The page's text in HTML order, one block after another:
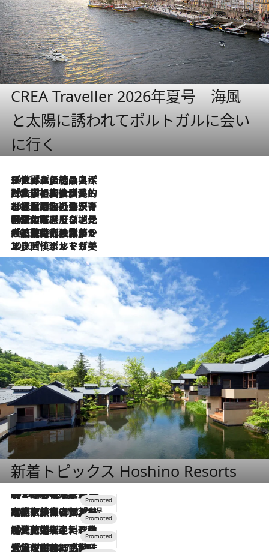
CREA Traveller 2026年夏号 海風
と太陽に誘われてポルトガルに会い
に行く
2026.8.8
リスボンの絶品スイーツ「パステル・デ・ナタ」とは？ポルトガル伝統の奥深い世界へ
2026.7.27
「私の祖国はポルトガル語です」国民的詩人フェルナンド・ペソアと、彼が愛した文学の街を歩く
2026.7.26
ポルトガル近海が育む極上の海の幸。キリリと冷えた白ワインと愉しむ、シーフード専門店の贅沢
2026.7.22
伝統の味をモダンに昇華。高感度な地元客が集う、リスボンの最旬ガストロノミー
2026.7.21
大航海時代の栄華から、震災、独裁、そして革命へ。ポルトガル・首都リスボンの石畳に刻まれた「歴史の光と影」
2026.7.13
エッセイ・ヤマザキマリ「慎ましくも美しき国 ポルトガル」
新着トピックス Hoshino Resorts
2026.8.7
【トンボの足水浴】ヒノキの香りに包まれて涼感マックス！約13℃の湧水かけ流しを避暑地「星野温泉 トンボの湯」で体験
2026.7.31
【ホテル帰省】という選択肢をOMOが提案。家族とほどよい距離を保つには「昼は実家、夜は気兼ねなくホテルで！」
2026.7.24
【夏限定ディナーコース】旬を迎える稚鮎や花ズッキーニなどをイタリア・トスカーナの郷土料理の手法で満喫！
2026.7.17
「土佐和ハーブかき氷」がOMO7高知に登場！生姜、山椒、大葉など目にも舌にも涼を呼ぶ郷土の味